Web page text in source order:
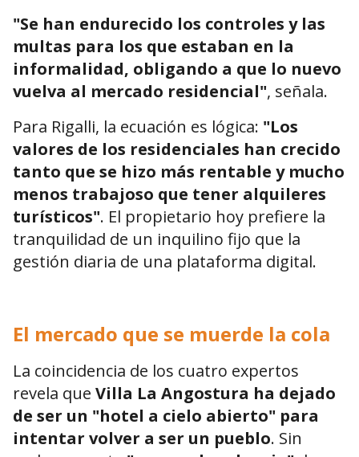
"Se han endurecido los controles y las
multas para los que estaban en la
informalidad, obligando a que lo nuevo
vuelva al mercado residencial", señala.
Para Rigalli, la ecuación es lógica: "Los
valores de los residenciales han crecido
tanto que se hizo más rentable y mucho
menos trabajoso que tener alquileres
turísticos". El propietario hoy prefiere la
tranquilidad de un inquilino fijo que la
gestión diaria de una plataforma digital.
El mercado que se muerde la cola
La coincidencia de los cuatro expertos
revela que Villa La Angostura ha dejado
de ser un "hotel a cielo abierto" para
intentar volver a ser un pueblo. Sin